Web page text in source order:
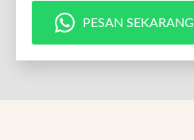
PESAN SEKARANG